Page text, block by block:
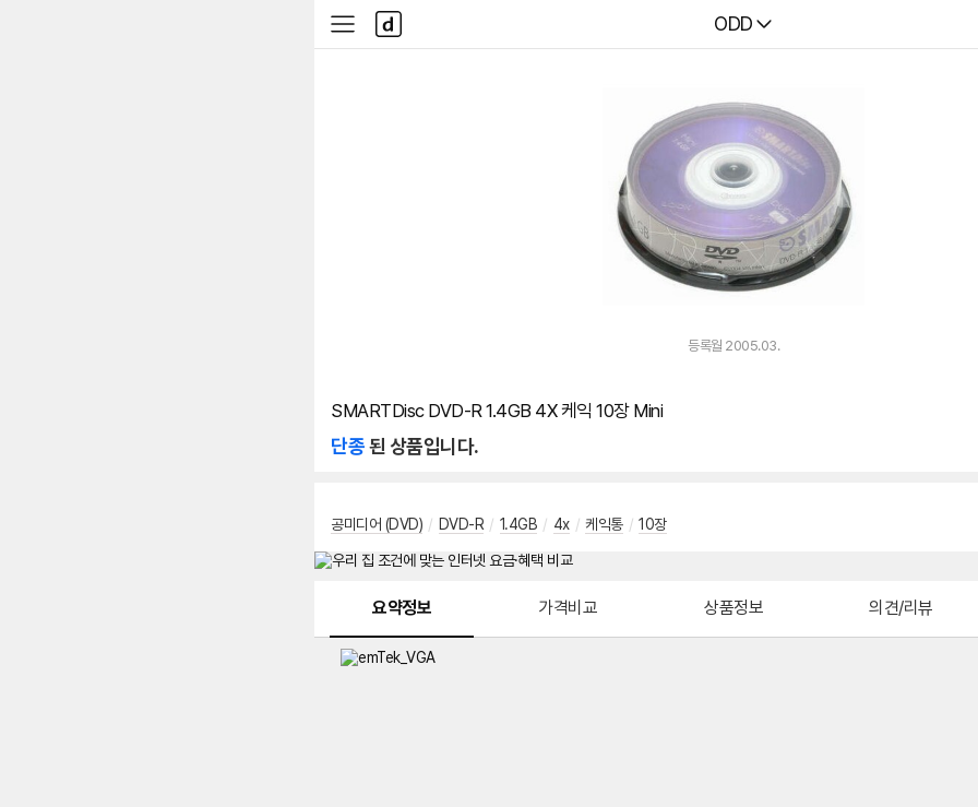
다나와
ODD
사
이
다
나
와
등록월 2005.03.
SMARTDisc DVD-R 1.4GB 4X 케익 10장 Mini
단종된 상품입니다.
공미디어 (DVD) / DVD-R / 1.4GB / 4x / 케익통 / 10장
요약정보 가격비교 상품정보 의견/리뷰